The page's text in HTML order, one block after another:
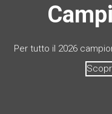
Per tutto il 2026